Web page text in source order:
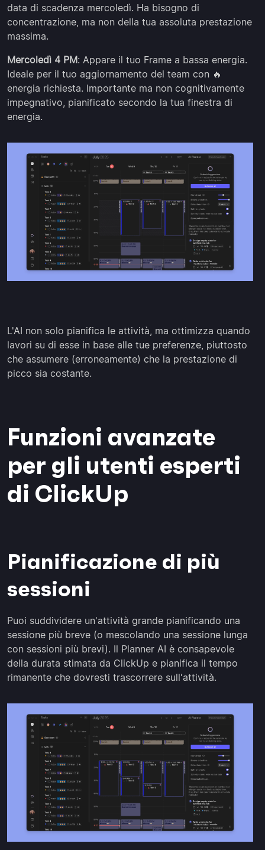
data di scadenza mercoledì. Ha bisogno di
concentrazione, ma non della tua assoluta prestazione
massima.
Mercoledì 4 PM: Appare il tuo Frame a bassa energia.
Ideale per il tuo aggiornamento del team con 🔥
energia richiesta. Importante ma non cognitivamente
impegnativo, pianificato secondo la tua finestra di
energia.
L'AI non solo pianifica le attività, ma ottimizza quando
lavori su di esse in base alle tue preferenze, piuttosto
che assumere (erroneamente) che la prestazione di
picco sia costante.
Funzioni avanzate
per gli utenti esperti
di ClickUp
Pianificazione di più
sessioni
Puoi suddividere un'attività grande pianificando una
sessione più breve (o mescolando una sessione lunga
con sessioni più brevi). Il Planner AI è consapevole
della durata stimata da ClickUp e pianifica il tempo
rimanente che dovresti trascorrere sull'attività.